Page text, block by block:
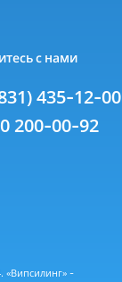
с нами
435-12-00
200-00-92
-